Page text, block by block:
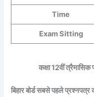
Time
Exam Sitting
कक्षा 12वीं त्रैमासिक
बिहार बोर्ड सबसे पहले प्रश्नपत्र